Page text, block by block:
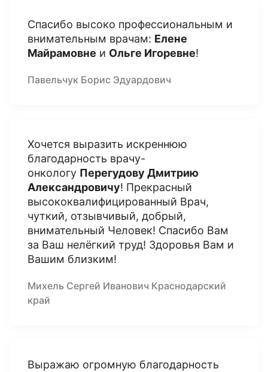
Спасибо высоко профессиональным и
внимательным врачам: Елене
Майрамовне и Ольге Игоревне!
Павельчук Борис Эдуардович
Хочется выразить искреннюю
благодарность врачу-
онкологу Перегудову Дмитрию
Александровичу! Прекрасный
высококвалифицированный Врач,
чуткий, отзывчивый, добрый,
внимательный Человек! Спасибо Вам
за Ваш нелёгкий труд! Здоровья Вам и
Вашим близким!
Михель Сергей Иванович Краснодарский
край
Выражаю огромную благодарность